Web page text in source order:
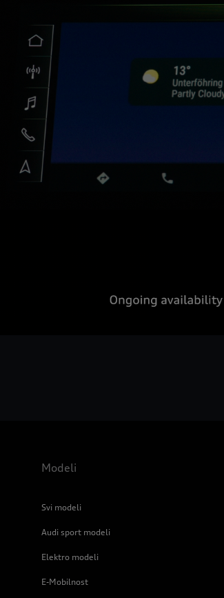
Modeli
Svi modeli
Audi sport modeli
Elektro modeli
E-Mobilnost